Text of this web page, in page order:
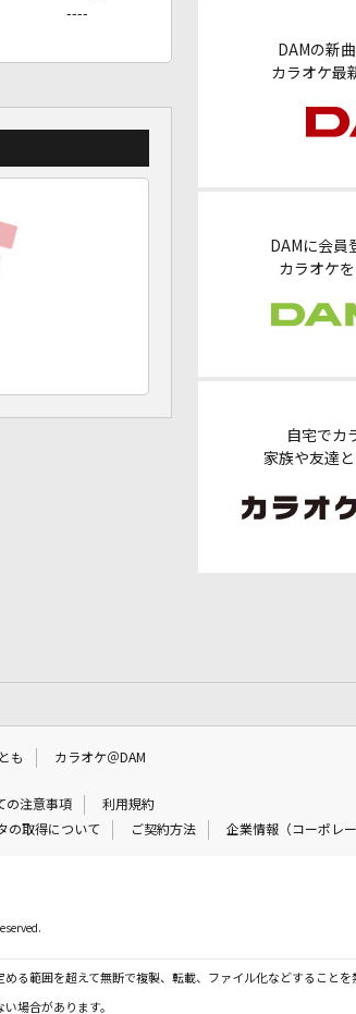
DAMの新
カラオケ最
DAMに会員
カラオケ
自宅でカ
家族や友達
----
も カラオケ＠DAM
の注意事項
利用規約
の取得について ご契約方法 企業情報（コーポレー
る範囲を超えて無断で複製、転載、ファイル化などすることを
場合があります。